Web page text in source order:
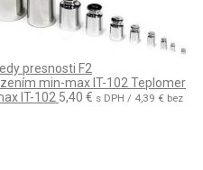
presnosti F2
Teplomer
IT-102 5,40 € s DPH / 4,39 € bez